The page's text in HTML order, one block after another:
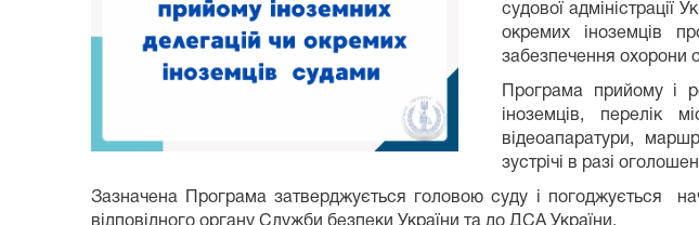
судової адміністрації
окремих іноземців
забезпечення охорони
Програма прийому і
іноземців, перелік
відеоапаратури,
зустрічі в разі
Зазначена Програма затверджується головою суду і погоджується
відповідного органу Служби безпеки України та до ДСА України.